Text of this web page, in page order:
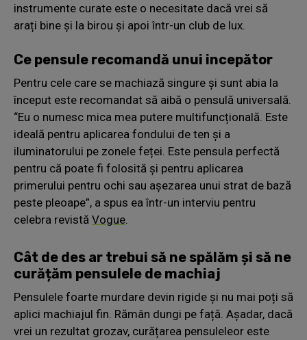
instrumente curate este o necesitate dacă vrei să
arați bine și la birou și apoi într-un club de lux.
Ce pensule recomandă unui incepător
Pentru cele care se machiază singure și sunt abia la
început este recomandat să aibă o pensulă universală.
“Eu o numesc mica mea putere multifuncțională. Este
ideală pentru aplicarea fondului de ten și a
iluminatorului pe zonele feței. Este pensula perfectă
pentru că poate fi folosită și pentru aplicarea
primerului pentru ochi sau așezarea unui strat de bază
peste pleoape”, a spus ea într-un interviu pentru
celebra revistă Vogue
Cât de des ar trebui să ne spălăm și să ne
curățăm pensulele de machiaj
Pensulele foarte murdare devin rigide și nu mai poți să
aplici machiajul fin. Rămân dungi pe față. Așadar, dacă
vrei un rezultat grozav, curățarea pensuleleor este